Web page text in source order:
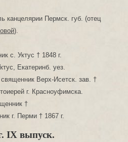
канцелярии Пермск. губ. (отец
).
с. Уктус † 1848 г.
Екатеринб. уез.
Верх-Исетск. зав. †
г. Красноуфимска.
†
г. Перми † 1867 г.
IX выпуск.